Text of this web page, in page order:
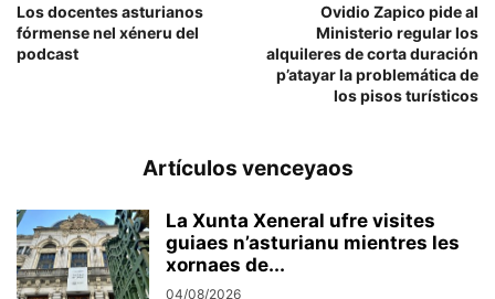
Los docentes asturianos
fórmense nel xéneru del
podcast
Ovidio Zapico pide al
Ministerio regular los
alquileres de corta duración
p’atayar la problemática de
los pisos turísticos
Artículos venceyaos
La Xunta Xeneral ufre visites
guiaes n’asturianu mientres les
xornaes de...
04/08/2026